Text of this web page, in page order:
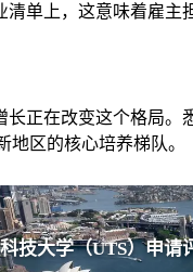
单上，这意味着雇主
正在改变这个格局
区的核心培养梯队。
技大学（UTS）申请